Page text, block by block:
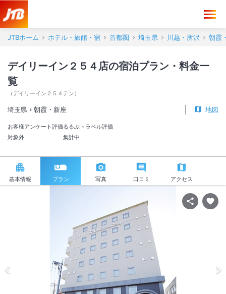
JTBホーム ホテル・旅館・宿 首都圏 埼玉県 川越・所沢 朝霞
デイリーイン２５４店の宿泊プラン・料金一
覧
（デイリーイン２５４テン ）
埼玉県 朝霞・新座 地図
お客様アンケート評価
対象外
るるぶトラベル評価
集計中
基本情報 プラン 写真 口コミ アクセス